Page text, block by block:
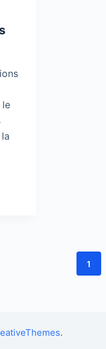
le
1
.